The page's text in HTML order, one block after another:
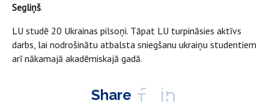
Segliņš.
LU studē 20 Ukrainas pilsoņi. Tāpat LU turpināsies aktīvs
darbs, lai nodrošinātu atbalsta sniegšanu ukraiņu studentiem
arī nākamajā akadēmiskajā gadā.
Share